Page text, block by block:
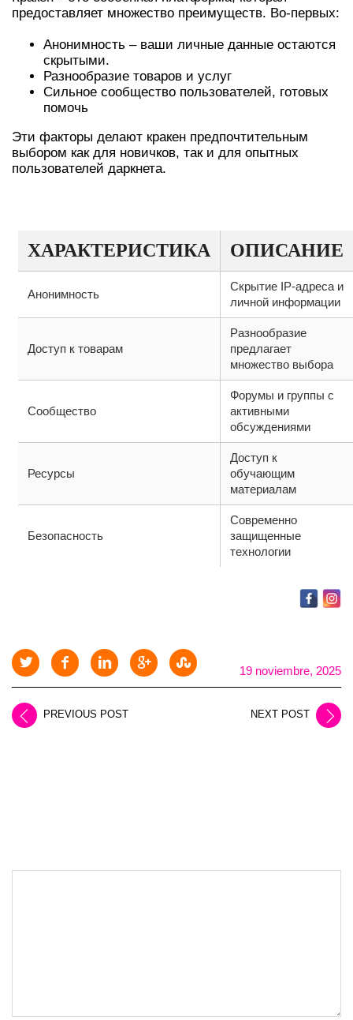
предоставляет множество преимуществ. Во-первых:
Анонимность – ваши личные данные остаются
скрытыми.
Разнообразие товаров и услуг
Сильное сообщество пользователей, готовых
помочь
Эти факторы делают кракен предпочтительным
выбором как для новичков, так и для опытных
пользователей даркнета.
ХАРАКТЕРИСТИКА ОПИСАНИЕ
Анонимность
Скрытие IP-адреса и
личной информации
Доступ к товарам
Разнообразие
предлагает
множество выбора
Сообщество
Форумы и группы с
активными
обсуждениями
Ресурсы
Доступ к
обучающим
материалам
Безопасность
Современно
защищенные
технологии
19 noviembre, 2025
PREVIOUS POST NEXT POST